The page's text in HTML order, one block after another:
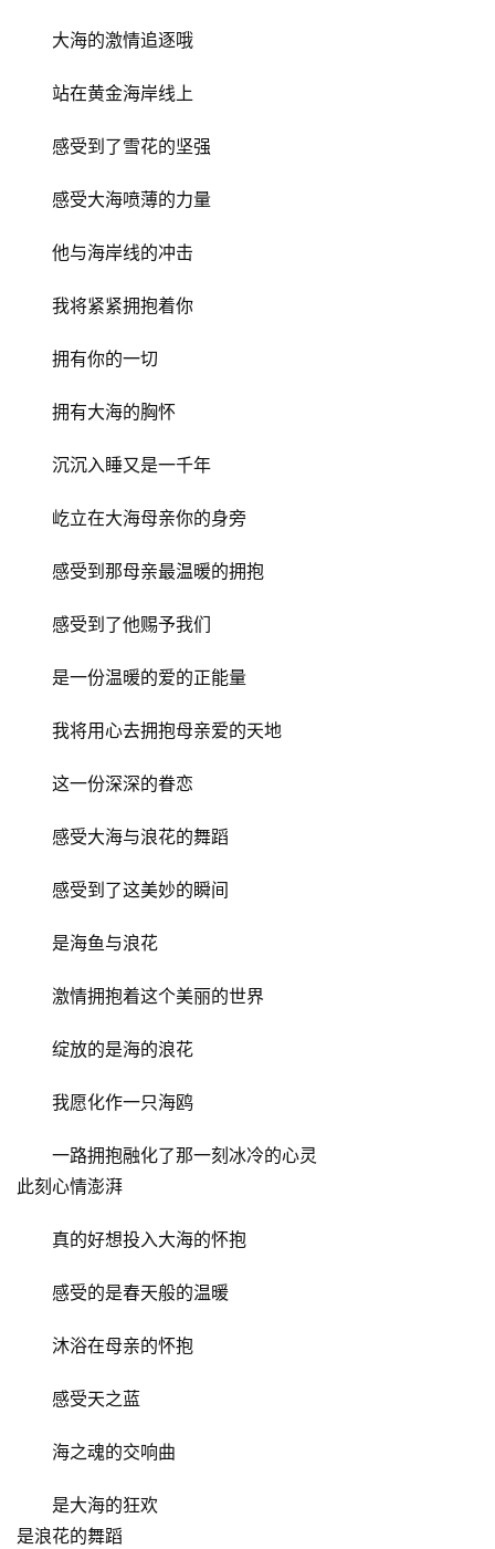
大海的激情追逐哦
站在黄金海岸线上
感受到了雪花的坚强
感受大海喷薄的力量
他与海岸线的冲击
我将紧紧拥抱着你
拥有你的一切
拥有大海的胸怀
沉沉入睡又是一千年
屹立在大海母亲你的身旁
感受到那母亲最温暖的拥抱
感受到了他赐予我们
是一份温暖的爱的正能量
我将用心去拥抱母亲爱的天地
这一份深深的眷恋
感受大海与浪花的舞蹈
感受到了这美妙的瞬间
是海鱼与浪花
激情拥抱着这个美丽的世界
绽放的是海的浪花
我愿化作一只海鸥
一路拥抱融化了那一刻冰冷的心灵
此刻心情澎湃
真的好想投入大海的怀抱
感受的是春天般的温暖
沐浴在母亲的怀抱
感受天之蓝
海之魂的交响曲
是大海的狂欢
是浪花的舞蹈